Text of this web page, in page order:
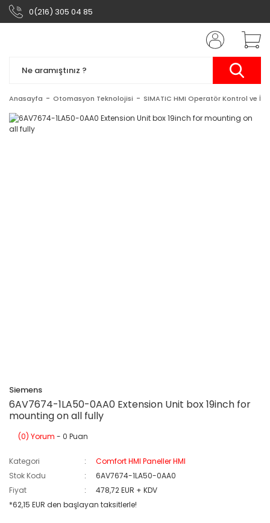
0(216) 305 04 85
Anasayfa Otomasyon Teknolojisi SIMATIC HMI Operatör Kontrol ve
Siemens
6AV7674-1LA50-0AA0 Extension Unit box 19inch for
mounting on all fully
(0) Yorum - 0 Puan
Kategori
Comfort HMI Paneller HMI
Stok Kodu
6AV7674-1LA50-0AA0
Fiyat
478,72 EUR + KDV
*62,15 EUR den başlayan taksitlerle!